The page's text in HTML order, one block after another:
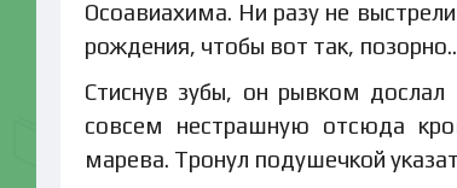
Осоавиахима. Ни разу не
рождения, чтобы вот так,
Стиснув зубы, он рывком
совсем нестрашную отсюда
марева. Тронул подушечкой